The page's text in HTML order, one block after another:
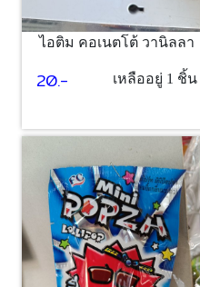
ไอติม คอเนตโต้ วานิลลา
20.- เหลืออยู่ 1 ชิ้น